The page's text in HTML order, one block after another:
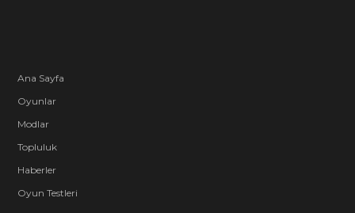
Ana Sayfa
Oyunlar
Modlar
Topluluk
Haberler
Oyun Testleri